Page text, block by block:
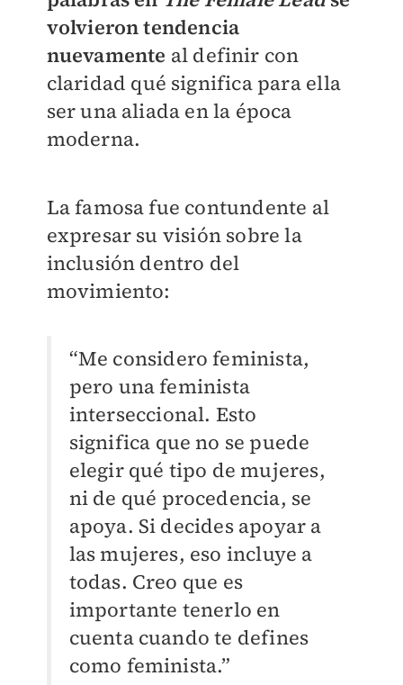
volvieron tendencia
nuevamente al definir con
claridad qué significa para ella
ser una aliada en la época
moderna.
La famosa fue contundente al
expresar su visión sobre la
inclusión dentro del
movimiento:
“Me considero feminista,
pero una feminista
interseccional. Esto
significa que no se puede
elegir qué tipo de mujeres,
ni de qué procedencia, se
apoya. Si decides apoyar a
las mujeres, eso incluye a
todas. Creo que es
importante tenerlo en
cuenta cuando te defines
como feminista.”